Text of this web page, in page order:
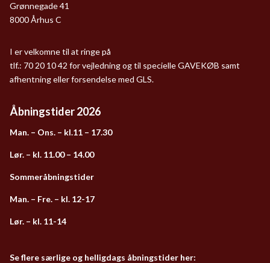
Grønnegade 41
8000 Århus C
I er velkomne til at ringe på
tlf.: 70 20 10 42 for vejledning og til specielle GAVEKØB samt
afhentning eller forsendelse med GLS.
Åbningstider 2026
Man. – Ons. – kl.11 – 17.30
Lør. – kl. 11.00 – 14.00
Sommeråbningstider
Man. – Fre. – kl. 12-17
Lør. – kl. 11-14
Se flere særlige og helligdags åbningstider her: